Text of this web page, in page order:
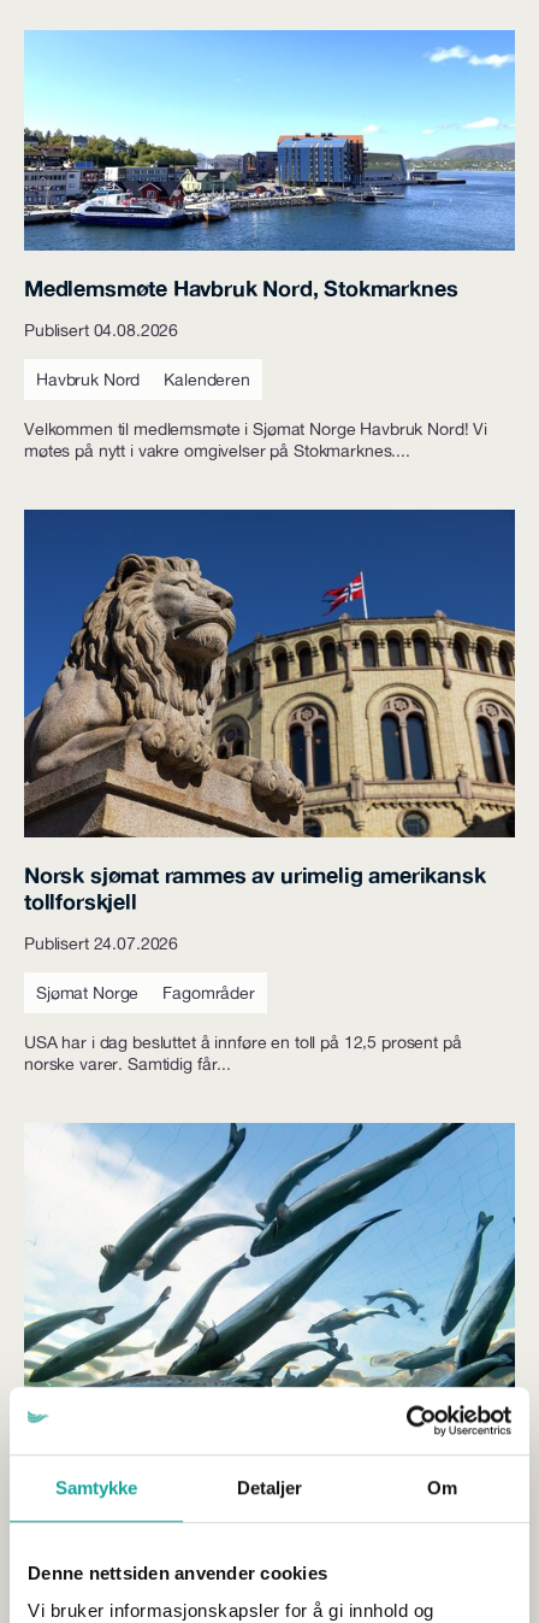
Samtykke Detaljer Om
Denne nettsiden anvender cookies
Vi bruker informasjonskapsler for å gi innhold og
Medlemsmøte Havbruk Nord, Stokmarknes
Publisert 04.08.2026
Havbruk Nord Kalenderen
Velkommen til medlemsmøte i Sjømat Norge Havbruk Nord! Vi
møtes på nytt i vakre omgivelser på Stokmarknes....
Norsk sjømat rammes av urimelig amerikansk
tollforskjell
Publisert 24.07.2026
Sjømat Norge Fagområder
USA har i dag besluttet å innføre en toll på 12,5 prosent på
norske varer. Samtidig får...
Kraftig fall i dødeligheten
Publisert 21.07.2026